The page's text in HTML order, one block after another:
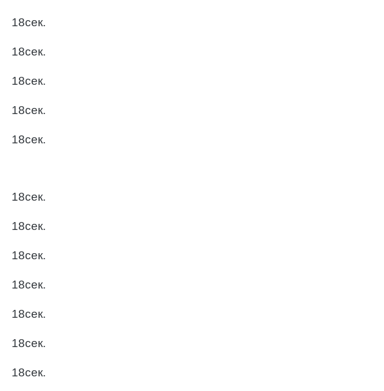
17сек.
17сек.
17сек.
17сек.
17сек.
17сек.
17сек.
17сек.
17сек.
17сек.
17сек.
17сек.